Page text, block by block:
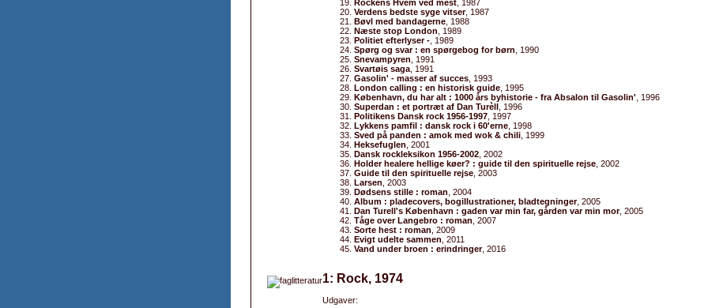
Rockens Hvem ved mest , 1987
Verdens bedste syge vitser, 1987
Bøvl med bandagerne , 1988
Næste stop London , 1989
Politiet efterlyser - , 1989
Spørg og svar : en spørgebog for børn , 1990
Snevampyren , 1991
Svartøis saga , 1991
Gasolin' - masser af succes , 1993
London calling : en historisk guide , 1995
København, du har alt : 1000 års byhistorie - fra Absalon til Gasolin' , 1996
Superdan : et portræt af Dan Turèll , 1996
Politikens Dansk rock 1956-1997 , 1997
Lykkens pamfil : dansk rock i 60'erne , 1998
Sved på panden : amok med wok & chili , 1999
Heksefuglen , 2001
Dansk rockleksikon 1956-2002 , 2002
Holder healere hellige køer? : guide til den spirituelle rejse , 2002
Guide til den spirituelle rejse , 2003
Larsen , 2003
Dødsens stille : roman , 2004
Album : pladecovers, bogillustrationer, bladtegninger, 2005
Dan Turell's København : gaden var min far, gården var min mor, 2005
Tåge over Langebro : roman , 2007
Sorte hest : roman , 2009
Evigt udelte sammen , 2011
Vand under broen : erindringer, 2016
1: Rock, 1974
Udgaver: